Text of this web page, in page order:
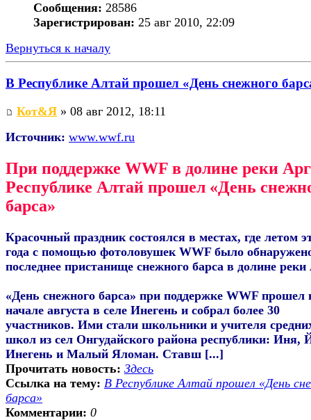
Сообщения: 28586
Зарегистрирован: 25 авг 2010, 22:09
Вернуться к началу
В Республике Алтай прошел «День снежного
Кот&Я » 08 авг 2012, 18:11
Источник: www.wwf.ru
При поддержке WWF в долине реки
Республике Алтай прошел «День
барса»
Красочный праздник состоялся в местах, где летом
года с помощью фотоловушек WWF было
последнее пристанище снежного барса в долине реки
«День снежного барса» при поддержке WWF прошел
начале августа в селе Инегень и собрал более 30
участников. Ими стали школьники и учителя
школ из сел Онгудайского района республики: Иня,
Инегень и Малый Яломан. Ставш [...]
Прочитать новость: Здесь
Ссылка на тему: В Республике Алтай прошел «День
барса»
Комментарии: 0